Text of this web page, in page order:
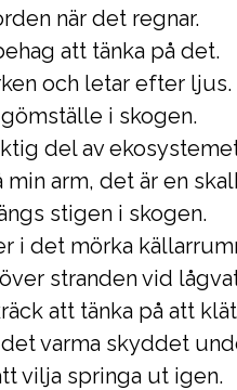
när det regnar.
att tänka på det.
och letar efter ljus.
i skogen.
del av
arm, det är en
stigen i skogen.
i det mörka
stranden vid
att tänka på att
varma skyddet
vilja springa ut igen.